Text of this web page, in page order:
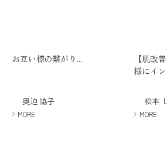
お互い様の繋がり...
奥迫 協子
MORE
【肌改
様にイ
松本
MORE